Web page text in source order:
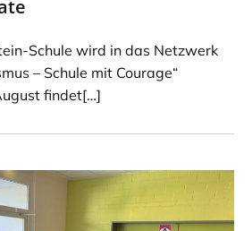
Schule wird in das Netzwerk
– Schule mit Courage“
findet[…]